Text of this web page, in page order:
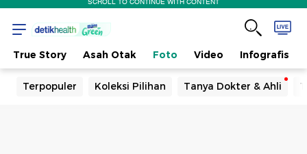
True Story Asah Otak Foto Video Infografis
Terpopuler Koleksi Pilihan Tanya Dokter & Ahli